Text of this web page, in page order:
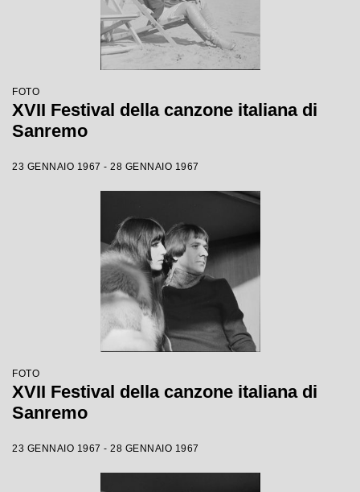
FOTO
XVII Festival della canzone italiana di
Sanremo
23 GENNAIO 1967 - 28 GENNAIO 1967
FOTO
XVII Festival della canzone italiana di
Sanremo
23 GENNAIO 1967 - 28 GENNAIO 1967